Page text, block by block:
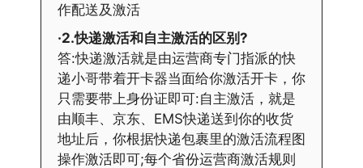
作配送及激活
·2.快递激活和自主激活的区别?
答:快递激活就是由运营商专门指派的快
递小哥带着开卡器当面给你激活开卡，你
只需要带上身份证即可:自主激活，就是
由顺丰、京东、EMS快递送到你的收货
地址后，你根据快递包裹里的激活流程图
操作激活即可;每个省份运营商激活规则